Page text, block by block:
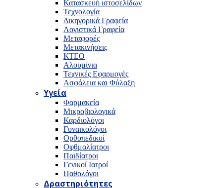
Κατασκευή ιστοσελίδων
Τεχνολογία
Δικηγορικά Γραφεία
Λογιστικά Γραφεία
Μεταφορές
Μετακινήσεις
ΚΤΕΟ
Αλουμίνια
Τεχνικές Εφαρμογές
Ασφάλεια και Φύλαξη
Υγεία
Φαρμακεία
Μικροβιολογικά
Καρδιολόγοι
Γυναικολόγοι
Ορθοπεδικοί
Οφθμαλίατροι
Παιδίατροι
Γενικοί Ιατροί
Παθολόγοι
Δραστηριότητες